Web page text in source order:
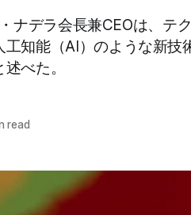
ナデラ会長兼CEOは、テ
知能（AI）のような新技
べた。
read